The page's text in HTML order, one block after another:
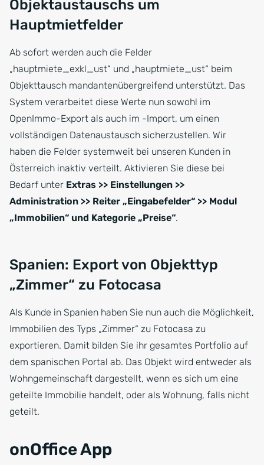
Objektaustauschs um
Hauptmietfelder
Ab sofort werden auch die Felder
„hauptmiete_exkl_ust“ und „hauptmiete_ust“ beim
Objekttausch mandantenübergreifend unterstützt. Das
System verarbeitet diese Werte nun sowohl im
OpenImmo-Export als auch im -Import, um einen
vollständigen Datenaustausch sicherzustellen. Wir
haben die Felder systemweit bei unseren Kunden in
Österreich inaktiv verteilt. Aktivieren Sie diese bei
Bedarf unter Extras >> Einstellungen >>
Administration >> Reiter „Eingabefelder“ >> Modul
„Immobilien“ und Kategorie „Preise“.
Spanien: Export von Objekttyp
„Zimmer“ zu Fotocasa
Als Kunde in Spanien haben Sie nun auch die Möglichkeit,
Immobilien des Typs „Zimmer“ zu Fotocasa zu
exportieren. Damit bilden Sie ihr gesamtes Portfolio auf
dem spanischen Portal ab. Das Objekt wird entweder als
Wohngemeinschaft dargestellt, wenn es sich um eine
geteilte Immobilie handelt, oder als Wohnung, falls nicht
geteilt.
onOffice App